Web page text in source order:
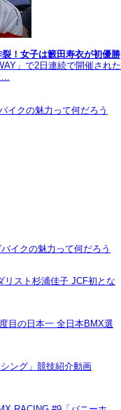
！女子は籔田寿衣が初優勝
」で2日連続で開催された
…
イクの魅力って何だろう
イクの魅力って何だろう
リスト杉浦佳子 JCF初とな
目の日本一 全日本BMX選
ング」競技紹介動画